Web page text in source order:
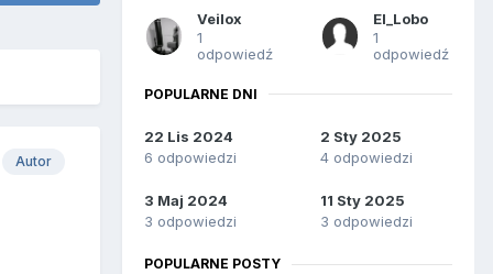
Autor
Veilox
1
odpowiedź
El_Lobo
1
odpowiedź
POPULARNE DNI
22 Lis 2024
6 odpowiedzi
2 Sty 2025
4 odpowiedzi
3 Maj 2024
3 odpowiedzi
11 Sty 2025
3 odpowiedzi
POPULARNE POSTY